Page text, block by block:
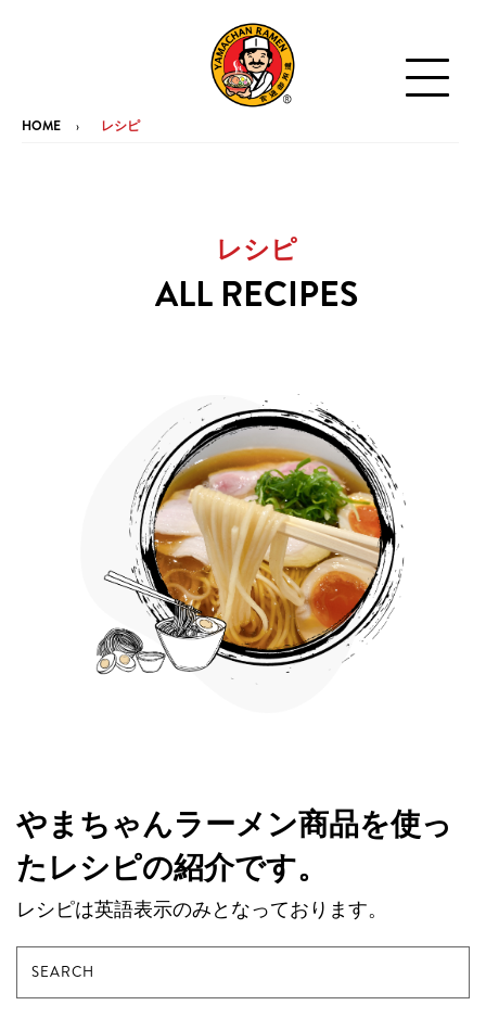
HOME レシピ
レシピ
ALL RECIPES
やまちゃんラーメン商品を使っ
たレシピの紹介です。
レシピは英語表示のみとなっております。